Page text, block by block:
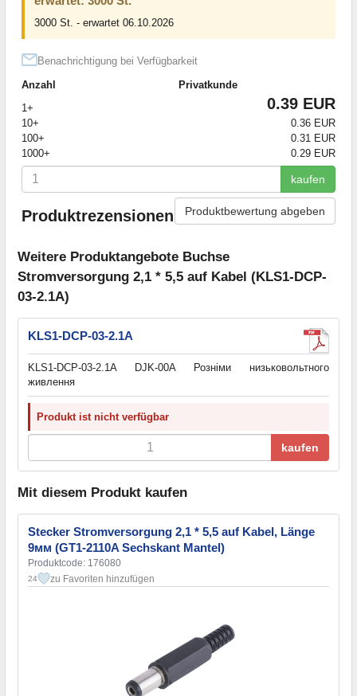
3000 St. - erwartet 06.10.2026
Benachrichtigung bei Verfügbarkeit
Anzahl
Privatkunde
1+
0.39 EUR
10+
0.36 EUR
100+
0.31 EUR
1000+
0.29 EUR
kaufen
Produktrezensionen Produktbewertung abgeben
Weitere Produktangebote Buchse
Stromversorgung 2,1 * 5,5 auf Kabel (KLS1-DCP-
03-2.1A)
KLS1-DCP-03-2.1A
KLS1-DCP-03-2.1A DJK-00A Розніми низьковольтного
живлення
Produkt ist nicht verfügbar
kaufen
Mit diesem Produkt kaufen
Stecker Stromversorgung 2,1 * 5,5 auf Kabel, Länge
9мм (GT1-2110A Sechskant Mantel)
Produktcode: 176080
24 zu Favoriten hinzufügen